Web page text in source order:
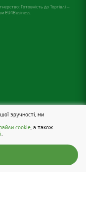
продукт
насінництво та
продукції
світу)
продукт
Готовність до Торгівлі —
EU4Business.
зручності, ми
cookie, а також
.